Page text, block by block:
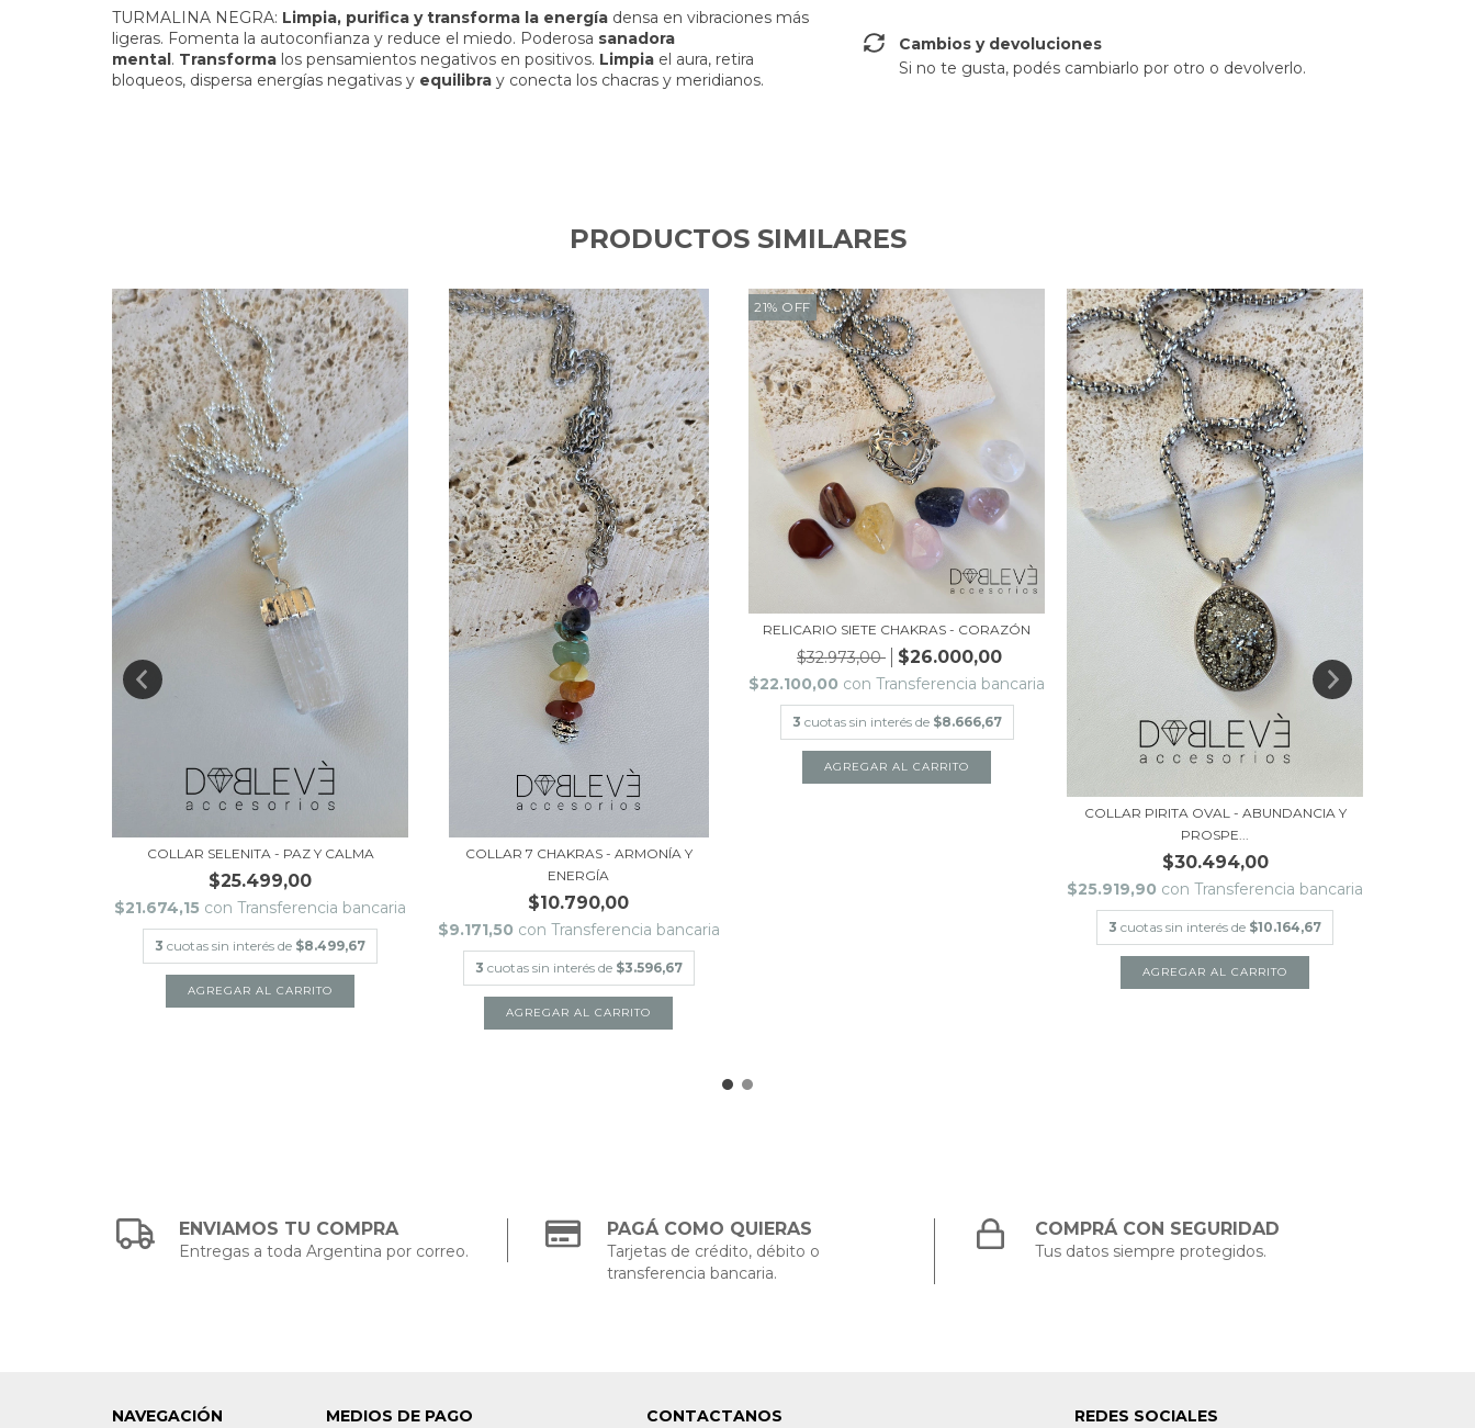
TURMALINA NEGRA: Limpia, purifica y transforma la energía densa en vibraciones más
ligeras. Fomenta la autoconfianza y reduce el miedo. Poderosa sanadora
mental. Transforma los pensamientos negativos en positivos. Limpia el aura, retira
bloqueos, dispersa energías negativas y equilibra y conecta los chacras y meridianos.
Cambios y devoluciones
Si no te gusta, podés cambiarlo por otro o devolverlo.
PRODUCTOS SIMILARES
COLLAR SELENITA - PAZ Y CALMA
$25.499,00
$21.674,15 con Transferencia bancaria
3 cuotas sin interés de $8.499,67
COLLAR 7 CHAKRAS - ARMONÍA Y
ENERGÍA
$10.790,00
$9.171,50 con Transferencia bancaria
3 cuotas sin interés de $3.596,67
21% OFF
RELICARIO SIETE CHAKRAS - CORAZÓN
$32.973,00 $26.000,00
$22.100,00 con Transferencia bancaria
3 cuotas sin interés de $8.666,67
COLLAR PIRITA OVAL - ABUNDANCIA Y
PROSPE...
$30.494,00
$25.919,90 con Transferencia bancaria
3 cuotas sin interés de $10.164,67
ENVIAMOS TU COMPRA
Entregas a toda Argentina por correo.
PAGÁ COMO QUIERAS
Tarjetas de crédito, débito o
transferencia bancaria.
COMPRÁ CON SEGURIDAD
Tus datos siempre protegidos.
NAVEGACIÓN MEDIOS DE PAGO CONTACTANOS REDES SOCIALES